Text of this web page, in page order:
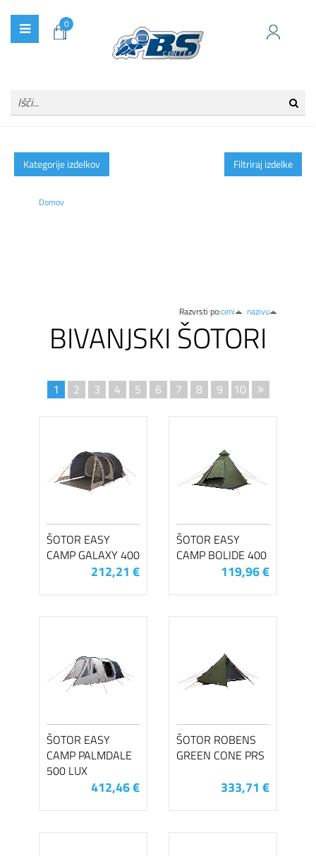
0
Kategorije izdelkov Filtriraj izdelke
Domov
Razvrsti po:ceni nazivu
BIVANJSKI ŠOTORI
1 2 3 4 5 6 7 8 9 10
ŠOTOR EASY
CAMP GALAXY 400
212,21 €
ŠOTOR EASY
CAMP BOLIDE 400
119,96 €
ŠOTOR EASY
CAMP PALMDALE
500 LUX
412,46 €
ŠOTOR ROBENS
GREEN CONE PRS
333,71 €